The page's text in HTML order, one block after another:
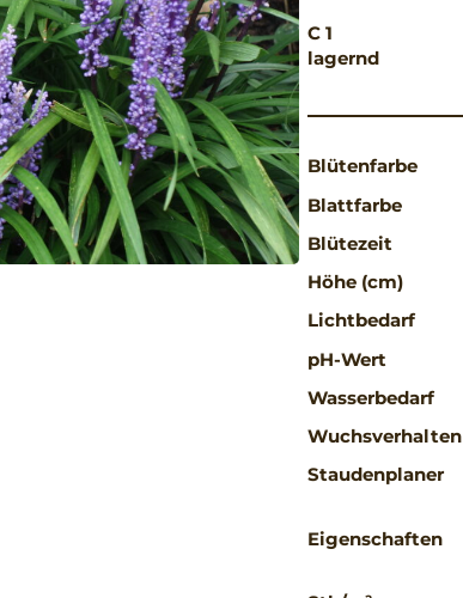
C 1
lagernd
Blütenfarbe
Blattfarbe
Blütezeit
Höhe (cm)
Lichtbedarf
pH-Wert
Wasserbedarf
Wuchsverhalten
Staudenplaner
Eigenschaften